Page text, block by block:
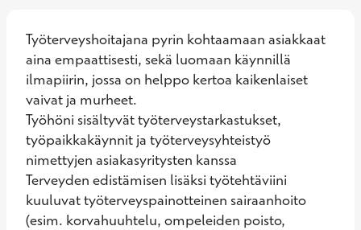
Työterveyshoitajana pyrin kohtaamaan asiakkaat
aina empaattisesti, sekä luomaan käynnillä
ilmapiirin, jossa on helppo kertoa kaikenlaiset
vaivat ja murheet.
Työhöni sisältyvät työterveystarkastukset,
työpaikkakäynnit ja työterveysyhteistyö
nimettyjen asiakasyritysten kanssa
Terveyden edistämisen lisäksi työtehtäviini
kuuluvat työterveyspainotteinen sairaanhoito
(esim. korvahuuhtelu, ompeleiden poisto,